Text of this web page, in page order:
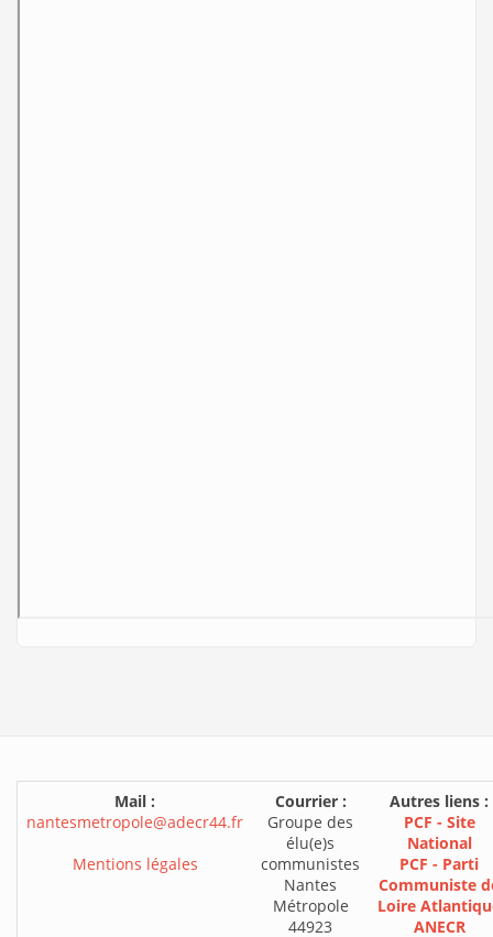
Mail :
nantesmetropole@adecr44.fr
Mentions légales
Courrier :
Groupe des
élu(e)s
communistes
Nantes
Métropole
44923
Autres liens :
PCF - Site
National
PCF - Parti
Communiste
Loire
ANECR